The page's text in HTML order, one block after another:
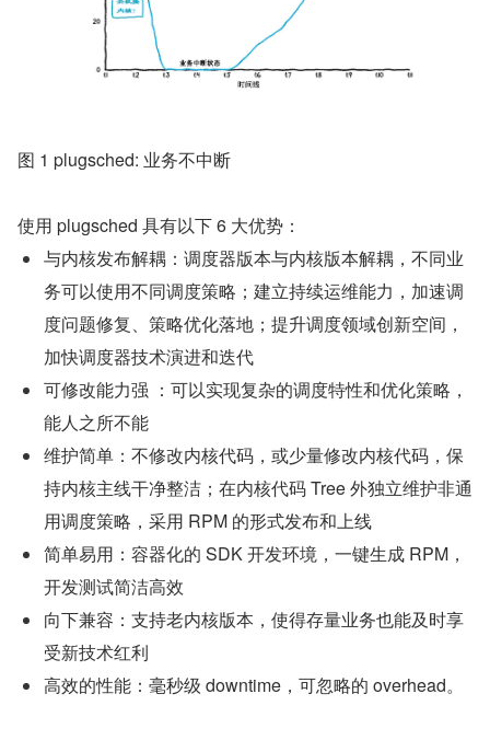
图 1 plugsched: 业务不中断
使用 plugsched 具有以下 6 大优势：
与内核发布解耦：调度器版本与内核版本解耦，不同业
务可以使用不同调度策略；建立持续运维能力，加速调
度问题修复、策略优化落地；提升调度领域创新空间，
加快调度器技术演进和迭代
可修改能力强 ：可以实现复杂的调度特性和优化策略，
能人之所不能
维护简单：不修改内核代码，或少量修改内核代码，保
持内核主线干净整洁；在内核代码 Tree 外独立维护非通
用调度策略，采用 RPM 的形式发布和上线
简单易用：容器化的 SDK 开发环境，一键生成 RPM，
开发测试简洁高效
向下兼容：支持老内核版本，使得存量业务也能及时享
受新技术红利
高效的性能：毫秒级 downtime，可忽略的 overhead。